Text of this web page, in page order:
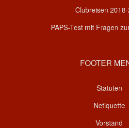
Clubreisen
PAPS-Test mit Fragen
FOOTER
Statuten
Netiquette
Vorstand